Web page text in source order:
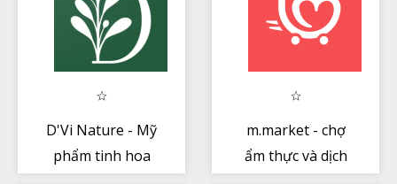
D'Vi Nature - Mỹ
phẩm tinh hoa
m.market - chợ
ẩm thực và dịch